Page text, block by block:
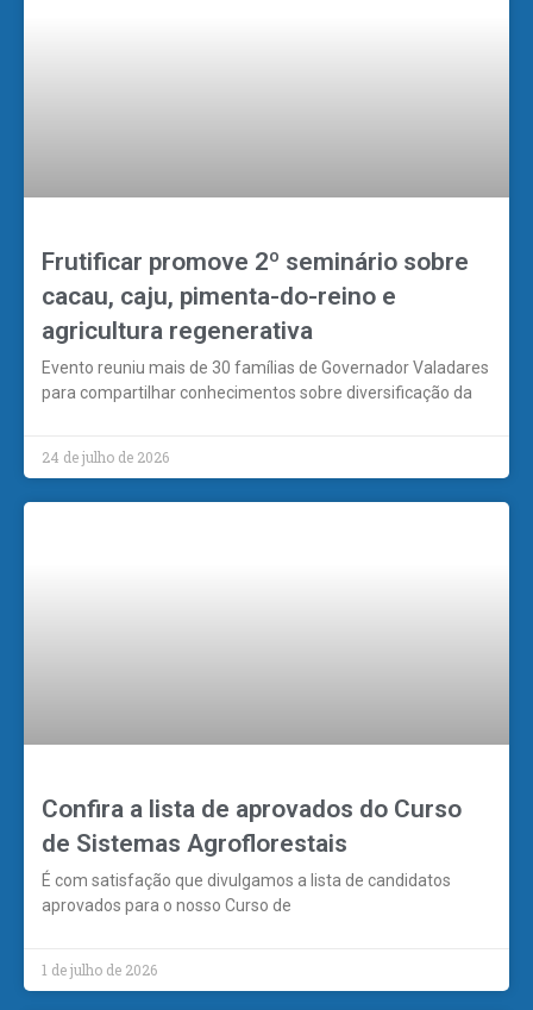
Frutificar promove 2º seminário sobre
cacau, caju, pimenta-do-reino e
agricultura regenerativa
Evento reuniu mais de 30 famílias de Governador Valadares
para compartilhar conhecimentos sobre diversificação da
24 de julho de 2026
Confira a lista de aprovados do Curso
de Sistemas Agroflorestais
É com satisfação que divulgamos a lista de candidatos
aprovados para o nosso Curso de
1 de julho de 2026